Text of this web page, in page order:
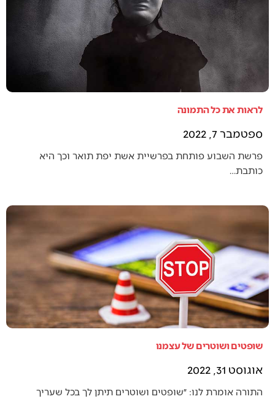
לראות את כל התמונה
ספטמבר 7, 2022
פרשת השבוע פותחת בפרשיית אשת יפת תואר וכך היא
כותבת…
שופטים ושוטרים של עצמנו
אוגוסט 31, 2022
התורה אומרת לנו: ״שופטים ושוטרים תיתן לך בכל שעריך